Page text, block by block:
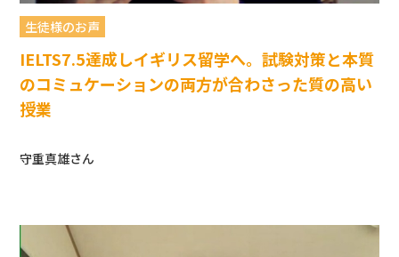
生徒様のお声
IELTS7.5達成しイギリス留学へ。試験対策と本質
のコミュケーションの両方が合わさった質の高い
授業
守重真雄さん